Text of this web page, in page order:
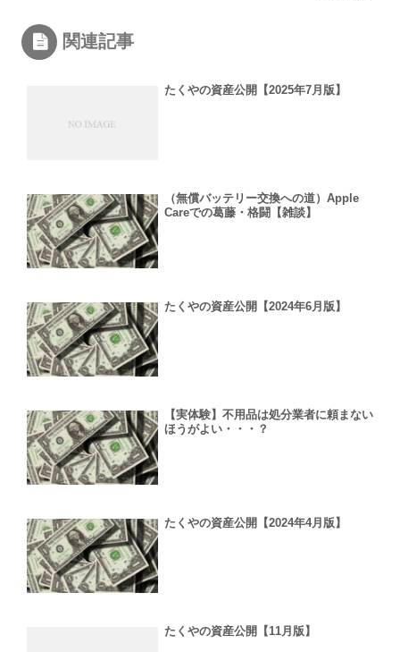
関連記事
たくやの資産公開【2025年7月版】
（無償バッテリー交換への道）Apple
Careでの葛藤・格闘【雑談】
たくやの資産公開【2024年6月版】
【実体験】不用品は処分業者に頼まない
ほうがよい・・・？
たくやの資産公開【2024年4月版】
たくやの資産公開【11月版】